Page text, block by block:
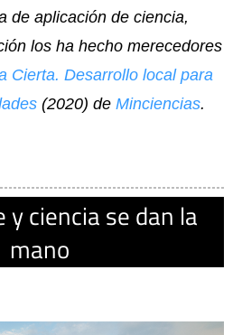
de aplicación de ciencia,
los ha hecho merecedores
Cierta. Desarrollo local para
(2020) de Minciencias.
y ciencia se dan la
mano